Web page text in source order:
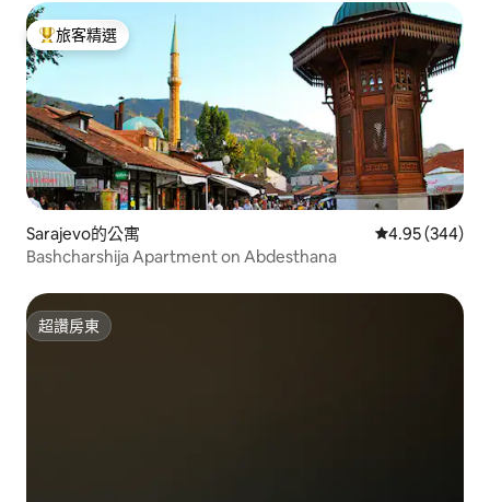
旅客精選榜首
旅客精選
Sarajevo的公寓 從 344 則評價
4.95 (344)
Bashcharshija Apartment on Abdesthana
超讚房東
超讚房東